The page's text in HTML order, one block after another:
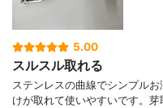
5.00
スルスル取れる
ステンレスの曲線でシンプル
けが取れて使いやすいです。